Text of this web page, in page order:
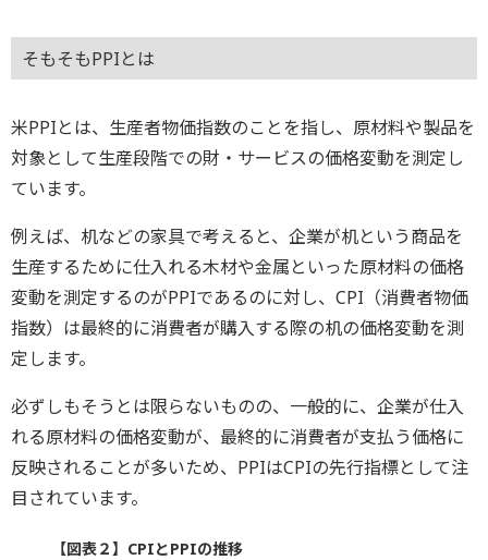
そもそもPPIとは
米PPIとは、生産者物価指数のことを指し、原材料や製品を
対象として生産段階での財・サービスの価格変動を測定し
ています。
例えば、机などの家具で考えると、企業が机という商品を
生産するために仕入れる木材や金属といった原材料の価格
変動を測定するのがPPIであるのに対し、CPI（消費者物価
指数）は最終的に消費者が購入する際の机の価格変動を測
定します。
必ずしもそうとは限らないものの、一般的に、企業が仕入
れる原材料の価格変動が、最終的に消費者が支払う価格に
反映されることが多いため、PPIはCPIの先行指標として注
目されています。
【図表２】CPIとPPIの推移